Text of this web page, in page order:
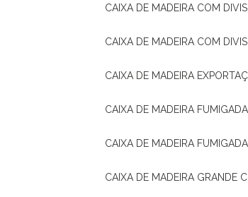
CAIXA DE MADEIRA COM
CAIXA DE MADEIRA COM
CAIXA DE MADEIRA
CAIXA DE MADEIRA
CAIXA DE MADEIRA
CAIXA DE MADEIRA GRANDE